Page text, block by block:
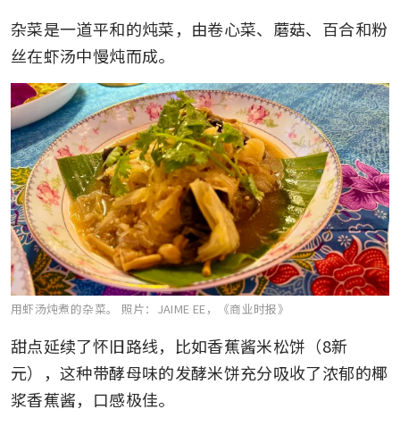
杂菜是一道平和的炖菜，由卷心菜、蘑菇、百合和粉
丝在虾汤中慢炖而成。
用虾汤炖煮的杂菜。 照片：JAIME EE，《商业时报》
甜点延续了怀旧路线，比如香蕉酱米松饼（8新
元），这种带酵母味的发酵米饼充分吸收了浓郁的椰
浆香蕉酱，口感极佳。